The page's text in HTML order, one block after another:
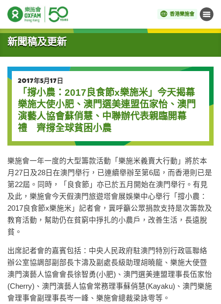
香港樂施會 目錄
開始主要內容
新聞稿及更新
2017年5月17日
「撐小農：2017良食節x樂施米」今天揭幕
樂施大使小肥、澳門選美連盟伍家怡、澳門
演藝人協會蘇俏慧、中聯辦代表親臨開幕
禮 齊撐全球貧困小農
樂施會一年一度的大型籌款活動「樂施米義賣大行動」將於本
月27日及28日在澳門舉行，已連續舉辦至第6屆，而香港則已是
第22屆。同時，「良食節」亦已於五月開始在澳門舉行。有見
及此，樂施會今天假澳門旅遊塔會展娛樂中心舉行「撐小農：
2017良食節x樂施米」記者會，冀呼籲公眾捐款支持是次籌款及
教育活動，幫助仍在貧窮中掙扎的小農戶，改善生活，長遠脫
貧。
出席記者會的嘉賓包括：中央人民政府駐澳門特別行政區聯絡
辦公室協調部副部長卞濤及副處長級助理胡曉龍、樂施大使暨
澳門演藝人協會會長徐智勇(小肥)、澳門選美連盟理事長伍家怡
(Cherry)、澳門演藝人協會常務理事蘇俏慧(Kayaku)、澳門樂施
會理事會副理事長岑一峰、樂施會總裁梁詠雩等。